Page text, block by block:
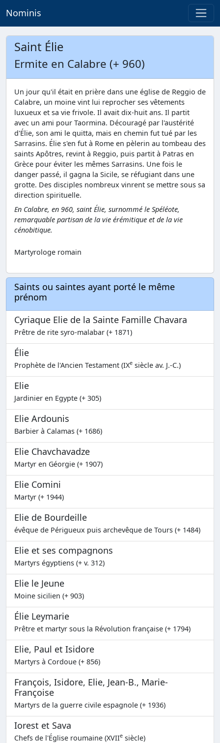
Nominis
Saint Élie
Ermite en Calabre (+ 960)
Un jour qu'il était en prière dans une église de Reggio de
Calabre, un moine vint lui reprocher ses vêtements
luxueux et sa vie frivole. Il avait dix-huit ans. Il partit
avec un ami pour Taormina. Découragé par l'austérité
d'Élie, son ami le quitta, mais en chemin fut tué par les
Sarrasins. Élie s'en fut à Rome en pèlerin au tombeau des
saints Apôtres, revint à Reggio, puis partit à Patras en
Grèce pour éviter les mêmes Sarrasins. Une fois le
danger passé, il gagna la Sicile, se réfugiant dans une
grotte. Des disciples nombreux vinrent se mettre sous sa
direction spirituelle.
En Calabre, en 960, saint Élie, surnommé le Spéléote,
remarquable partisan de la vie érémitique et de la vie
cénobitique.
Martyrologe romain
Saints ou saintes ayant porté le même
prénom
Cyriaque Elie de la Sainte Famille Chavara
Prêtre de rite syro-malabar (+ 1871)
Élie
Prophète de l'Ancien Testament (IXe siècle av. J.-C.)
Elie
Jardinier en Egypte (+ 305)
Elie Ardounis
Barbier à Calamas (+ 1686)
Elie Chavchavadze
Martyr en Géorgie (+ 1907)
Elie Comini
Martyr (+ 1944)
Elie de Bourdeille
évêque de Périgueux puis archevêque de Tours (+ 1484)
Elie et ses compagnons
Martyrs égyptiens (+ v. 312)
Elie le Jeune
Moine sicilien (+ 903)
Élie Leymarie
Prêtre et martyr sous la Révolution française (+ 1794)
Elie, Paul et Isidore
Martyrs à Cordoue (+ 856)
François, Isidore, Elie, Jean-B., Marie-
Françoise
Martyrs de la guerre civile espagnole (+ 1936)
Iorest et Sava
Chefs de l'Église roumaine (XVIIe siècle)